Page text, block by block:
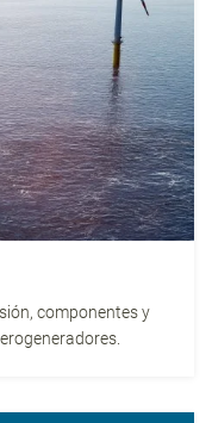
componentes y